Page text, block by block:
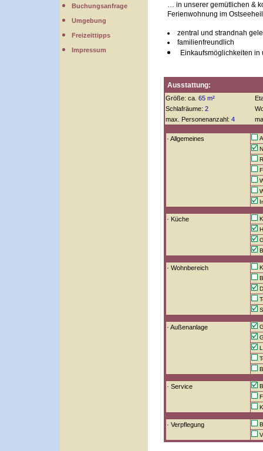
Buchungsanfrage
Umgebung
Freizeittipps
Impressum
… in unserer gemütlichen &
Ferienwohnung im
zentral und strandnah
familienfreundlich
Einkaufsmöglichkeiten in
Ausstattung:
Größe: ca. 65 m²
Schlafräume: 2
max. Personenanzahl: 4
· Allgemeines
· Küche
· Wohnbereich
· Außenanlage
· Service
· Verpflegung